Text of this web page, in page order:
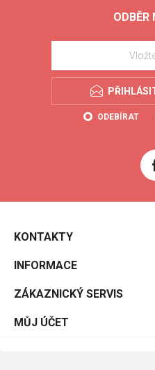
ODBĚR
ODEBÍRAT
KONTAKTY
INFORMACE
ZÁKAZNICKÝ SERVIS
MŮJ ÚČET